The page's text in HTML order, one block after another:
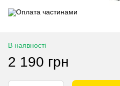
В наявності
2 190 грн